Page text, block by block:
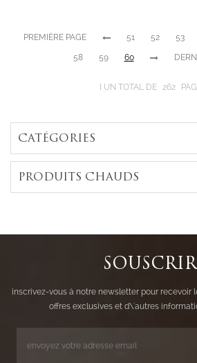
PREMIÈRE PAGE 51 52 53
58 59 60
UN TOTAL DE 262
CATÉGORIES
PRODUITS CHAUDS
inscrivez-vous à notre newsletter pour recevoir
offres exclusives et d\'autres